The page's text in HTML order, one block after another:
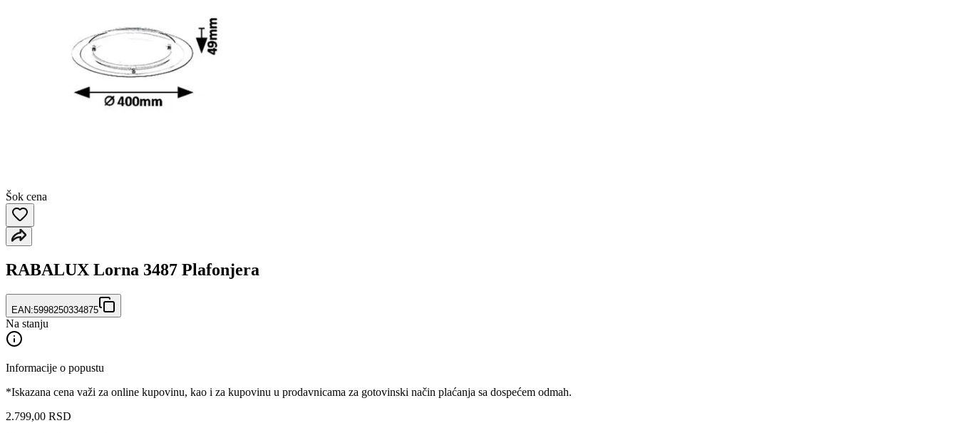
Šok cena
RABALUX Lorna 3487 Plafonjera
EAN:5998250334875
Na stanju
Informacije o popustu
*Iskazana cena važi za online kupovinu, kao i za kupovinu u prodavnicama za gotovinski način plaćanja sa dospećem odmah.
2.799,00 RSD